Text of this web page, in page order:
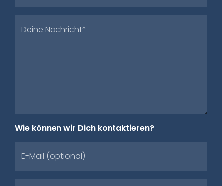
Deine Nachricht*
Wie können wir Dich kontaktieren?
E-Mail (optional)